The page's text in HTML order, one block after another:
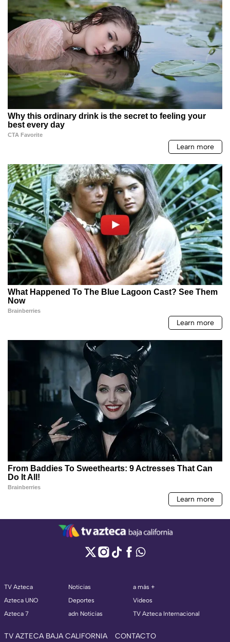
TV Azteca
Azteca UNO
Azteca 7
Noticias
Deportes
adn Noticias
a más +
Videos
TV Azteca Internacional
TV AZTECA BAJA CALIFORNIA CONTACTO